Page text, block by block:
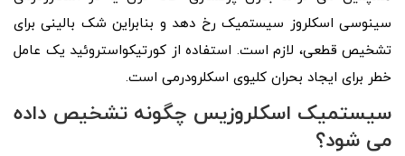
سینوسی اسکلروز سیستمیک رخ دهد و بنابراین شک بالینی برای
تشخیص قطعی، لازم است. استفاده از کورتیکواستروئید یک عامل
خطر برای ایجاد بحران کلیوی اسکلرودرمی است.
سیستمیک اسکلروزیس چگونه تشخیص داده
می شود؟